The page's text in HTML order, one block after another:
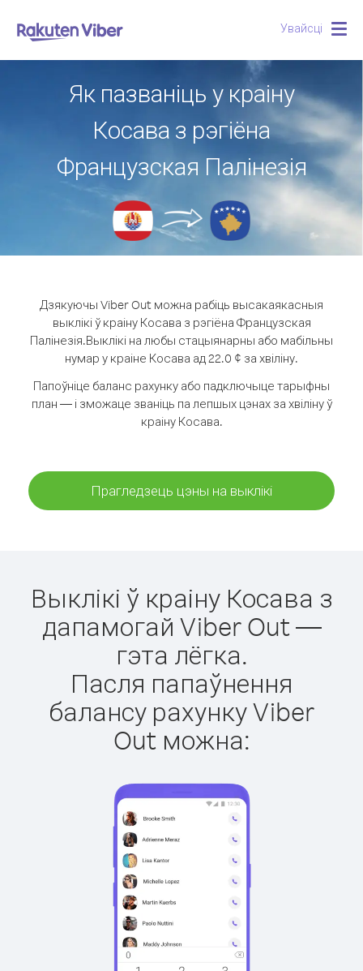
Увайсці
Як пазваніць у краіну
Косава з рэгіёна
Французская Палінезія
Дзякуючы Viber Out можна рабіць высакаякасныя
выклікі ў краіну Косава з рэгіёна Французская
Палінезія.Выклікі на любы стацыянарны або мабільны
нумар у краіне Косава ад 22.0 ¢ за хвіліну.
Папоўніце баланс рахунку або падключыце тарыфны
план — і зможаце званіць па лепшых цэнах за хвіліну ў
краіну Косава.
Прагледзець цэны на выклікі
Выклікі ў краіну Косава з
дапамогай Viber Out —
гэта лёгка.
Пасля папаўнення
балансу рахунку Viber
Out можна: